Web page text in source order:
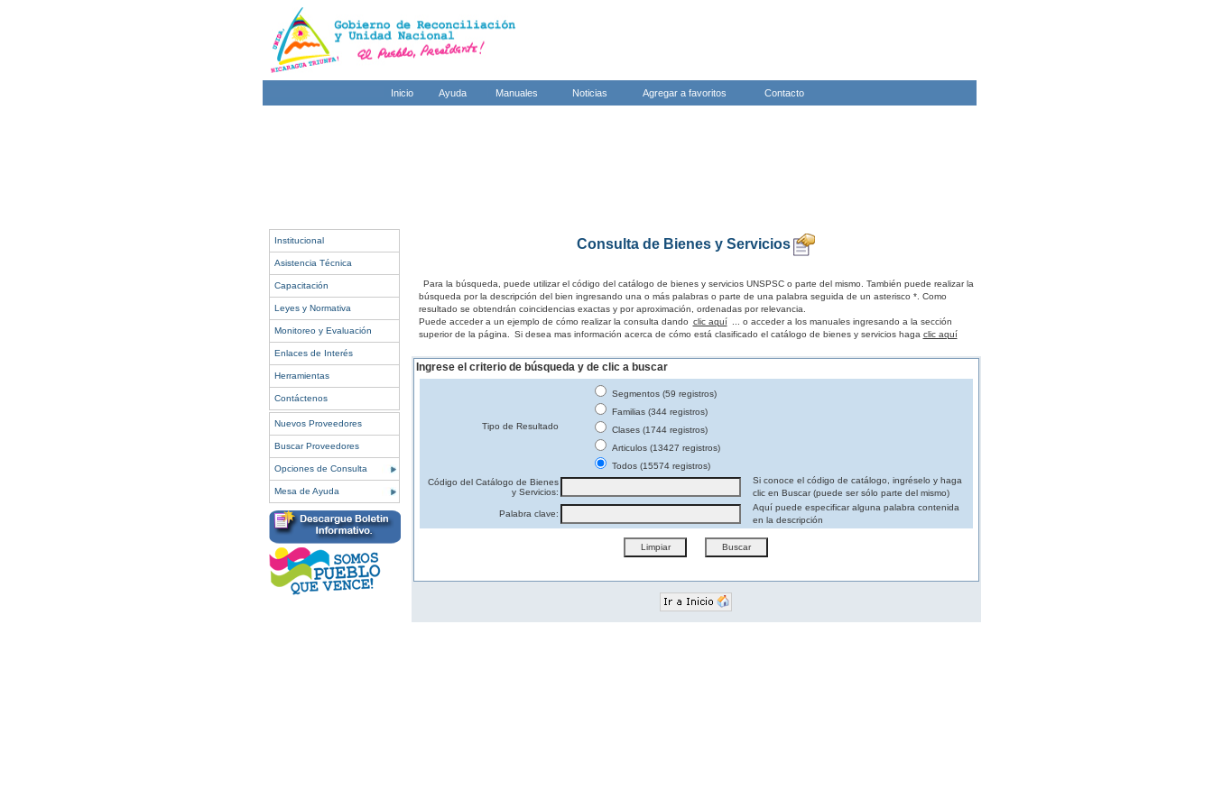
Inicio Ayuda Manuales Noticias Agregar a favoritos Contacto
Institucional
Asistencia Técnica
Capacitación
Leyes y Normativa
Monitoreo y Evaluación
Enlaces de Interés
Herramientas
Contáctenos
Nuevos Proveedores
Buscar Proveedores
Opciones de Consulta
Mesa de Ayuda
Consulta de Bienes y Servicios
Para la búsqueda, puede utilizar el código del catálogo de bienes y servicios UNSPSC o parte del mismo. También puede realizar la
búsqueda por la descripción del bien ingresando una o más palabras o parte de una palabra seguida de un asterisco *. Como
resultado se obtendrán coincidencias exactas y por aproximación, ordenadas por relevancia.
Puede acceder a un ejemplo de cómo realizar la consulta dando clic aquí
... o acceder a los manuales ingresando a la sección
superior de la página.
Si desea mas información acerca de cómo está clasificado el catálogo de bienes y servicios haga clic aquí
Ingrese el criterio de búsqueda y de clic a buscar
Tipo de Resultado
Segmentos (59 registros)
Familias (344 registros)
Clases (1744 registros)
Articulos (13427 registros)
Todos (15574 registros)
Código del Catálogo de Bienes
y Servicios:
Si conoce el código de catálogo, ingréselo y haga
clic en Buscar (puede ser sólo parte del mismo)
Palabra clave:
Aquí puede especificar alguna palabra contenida
en la descripción